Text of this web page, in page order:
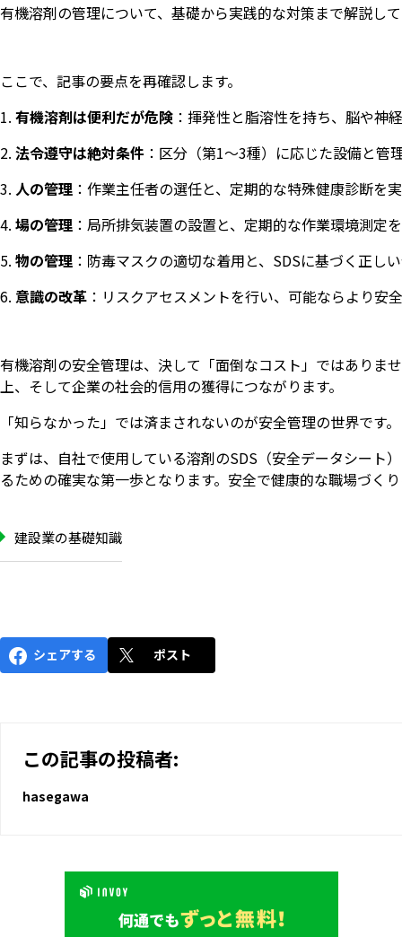
有機溶剤の管理について、基礎から実践的な対策まで解説し
ここで、記事の要点を再確認します。
有機溶剤は便利だが危険 ：揮発性と脂溶性を持ち、脳や神
法令遵守は絶対条件 ：区分（第1〜3種）に応じた設備と管
人の管理 ：作業主任者の選任と、定期的な特殊健康診断を
場の管理 ：局所排気装置の設置と、定期的な作業環境測定
物の管理 ：防毒マスクの適切な着用と、SDSに基づく正し
意識の改革 ：リスクアセスメントを行い、可能ならより安
有機溶剤の安全管理は、決して「面倒なコスト」ではありま
上、そして企業の社会的信用の獲得につながります。
「知らなかった」では済まされないのが安全管理の世界です。
まずは、自社で使用している溶剤のSDS（安全データシー
るための確実な第一歩となります。安全で健康的な職場づく
建設業の基礎知識
シェアする ポスト
この記事の投稿者:
hasegawa